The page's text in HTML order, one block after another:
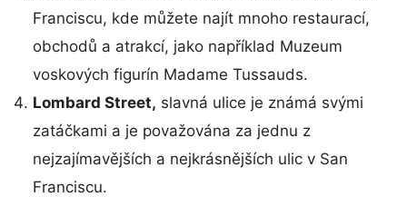
Franciscu, kde můžete najít mnoho restaurací,
obchodů a atrakcí, jako například Muzeum
voskových figurín Madame Tussauds.
Lombard Street, slavná ulice je známá svými
zatáčkami a je považována za jednu z
nejzajímavějších a nejkrásnějších ulic v San
Franciscu.